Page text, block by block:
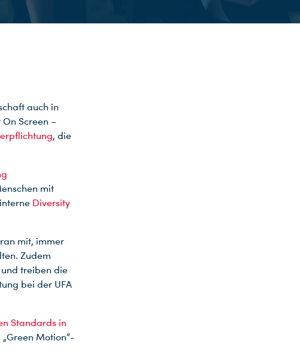
auch in
Screen –
, die
mit
Diversity
mit, immer
Zudem
und treiben die
bei der UFA
Standards in
Motion“-